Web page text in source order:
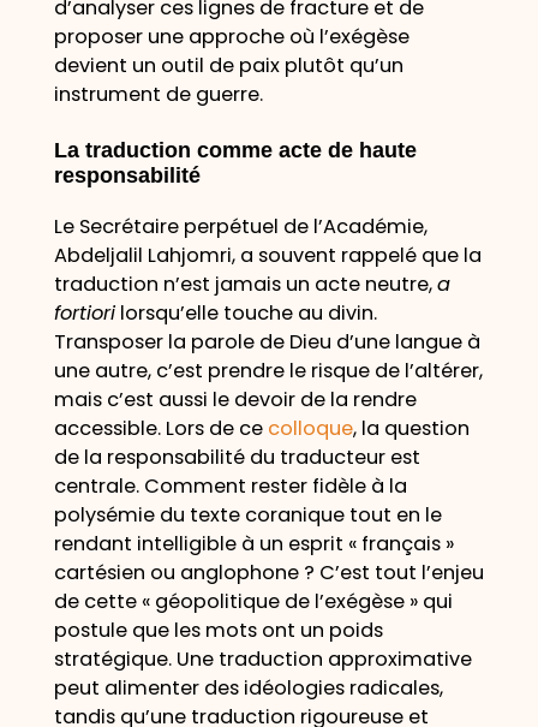
d’analyser ces lignes de fracture et de
proposer une approche où l’exégèse
devient un outil de paix plutôt qu’un
instrument de guerre.
La traduction comme acte de haute
responsabilité
Le Secrétaire perpétuel de l’Académie,
Abdeljalil Lahjomri, a souvent rappelé que la
traduction n’est jamais un acte neutre,a
fortiorilorsqu’elle touche au divin.
Transposer la parole de Dieu d’une langue à
une autre, c’est prendre le risque de l’altérer,
mais c’est aussi le devoir de la rendre
accessible. Lors de ce colloque, la question
de la responsabilité du traducteur est
centrale. Comment rester fidèle à la
polysémie du texte coranique tout en le
rendant intelligible à un esprit « français »
cartésien ou anglophone ? C’est tout l’enjeu
de cette « géopolitique de l’exégèse » qui
postule que les mots ont un poids
stratégique. Une traduction approximative
peut alimenter des idéologies radicales,
tandis qu’une traduction rigoureuse et